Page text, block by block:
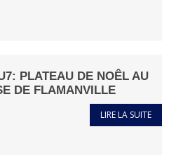
PLATEAU DE NOÊL AU
DE FLAMANVILLE
LIRE LA SUITE